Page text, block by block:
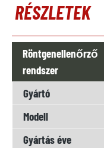
RÉSZLETEK
Röntgenellenőrző
rendszer
Gyártó
Modell
Gyártás éve